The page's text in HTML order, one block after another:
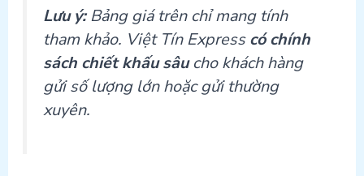
Lưu ý:Bảng giá trên chỉ mang tính
tham khảo. Việt Tín Expresscó chính
sách chiết khấu sâucho khách hàng
gửi số lượng lớn hoặc gửi thường
xuyên.